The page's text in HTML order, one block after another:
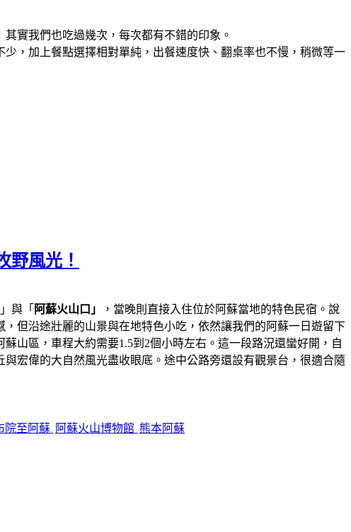
其實我們也吃過幾次，每次都有不錯的印象。
，加上餐點選擇相對單純，出餐速度快、翻桌率也不慢，稍微等一
野風光！
」與「 阿蘇火山口」
，當晚則直接入住位於阿蘇當地的特色民宿。說
但沿途壯麗的山景與在地特色小吃，依然讓我們的阿蘇一日遊留下
蘇山區，車程大約需要1.5到2個小時左右。這一段路況還蠻好開，自
宏偉的大自然風光盡收眼底。途中公路旁還設有觀景台，很適合隨
院至阿蘇 阿蘇火山博物館 熊本阿蘇